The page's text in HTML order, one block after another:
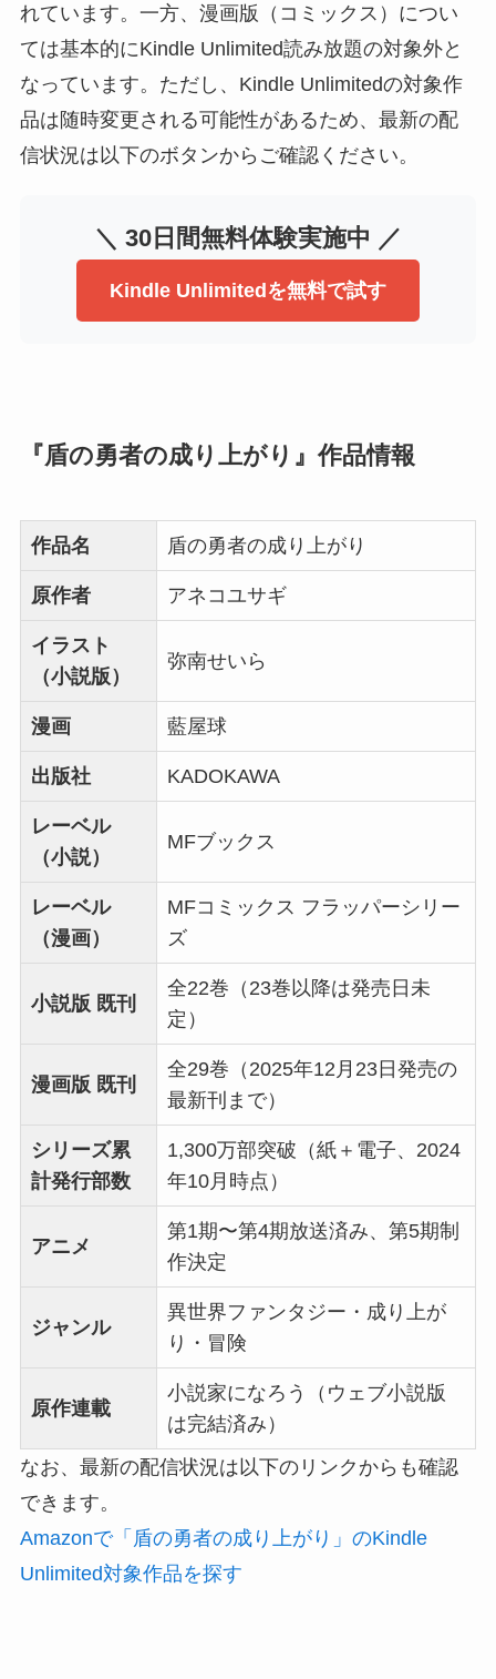
れています。一方、漫画版（コミックス）につい
ては基本的にKindle Unlimited読み放題の対象外と
なっています。ただし、Kindle Unlimitedの対象作
品は随時変更される可能性があるため、最新の配
信状況は以下のボタンからご確認ください。
＼ 30日間無料体験実施中 ／
Kindle Unlimitedを無料で試す
『盾の勇者の成り上がり』作品情報
作品名 盾の勇者の成り上がり
原作者 アネコユサギ
イラスト
（小説版）
弥南せいら
漫画 藍屋球
出版社 KADOKAWA
レーベル
（小説）
MFブックス
レーベル
（漫画）
MFコミックス フラッパーシリー
ズ
小説版 既刊
全22巻（23巻以降は発売日未
定）
漫画版 既刊
全29巻（2025年12月23日発売の
最新刊まで）
シリーズ累
計発行部数
1,300万部突破（紙＋電子、2024
年10月時点）
アニメ
第1期〜第4期放送済み、第5期制
作決定
ジャンル
異世界ファンタジー・成り上が
り・冒険
原作連載
小説家になろう（ウェブ小説版
は完結済み）
なお、最新の配信状況は以下のリンクからも確認
できます。
Amazonで「盾の勇者の成り上がり」のKindle
Unlimited対象作品を探す